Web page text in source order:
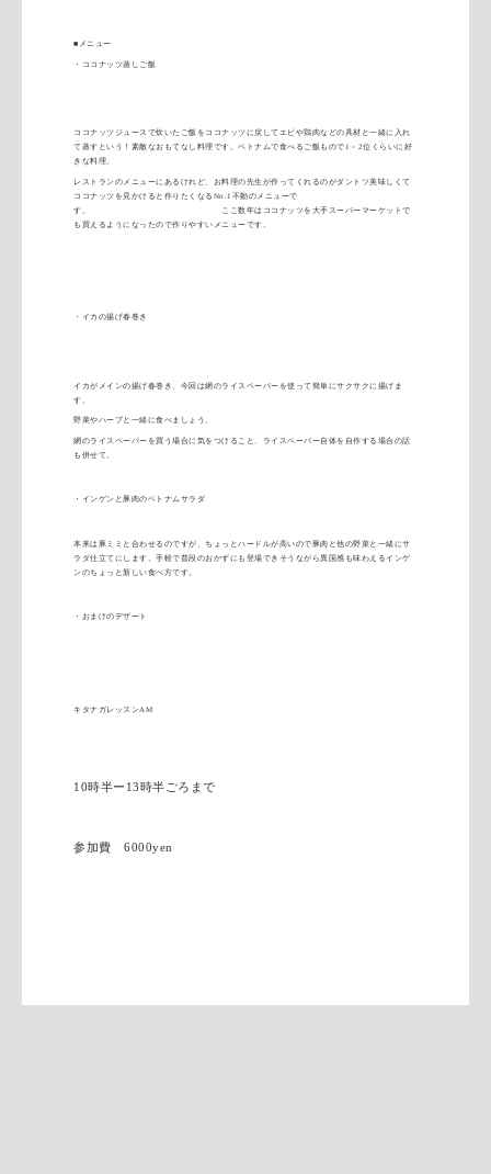
■メニュー
・ココナッツ蒸しご飯
ココナッツジュースで炊いたご飯をココナッツに戻してエビや鶏肉などの具材と一緒に入れ
て蒸すという！ 素敵なおもてなし料理です。ベトナムで食べるご飯もので1－ 2位くらいに好
きな料理。
レストランのメニューにあるけれど、
お料理の先生が作ってくれるのがダントツ美味しくて
ココナッツを 見かけると作りたくなるNo.1不動のメニューで
す。 ここ数年はココナッツを大手スーパーマーケットで
も買えるように なったので作りやすいメニューです。
・イカの揚げ春巻き
イカがメインの揚げ春巻き、 今回は網のライスペーパーを使って簡単にサクサクに揚げま
す。
野菜やハーブと一緒に食べましょう。
網のライスペーパーを買う場合に気をつけること、
ライスペーパー自体を自作する場合の話
も併せて。
・インゲンと豚肉のベトナムサラダ
本来は豚ミミと合わせるのですが、ちょっとハードルが高いので豚肉と他の野菜と一緒にサ
ラダ仕立て にします。手軽で普段のおかずにも登場できそうながら異国感も味わえるインゲ
ンのちょっと新しい食べ方です。
・おまけのデザート
キタナガレッスンAM
10時半ー13時半ごろまで
参加費 6000yen